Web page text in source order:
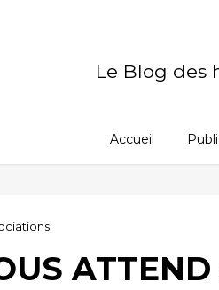
Le Blog des
Accueil
ATTEND